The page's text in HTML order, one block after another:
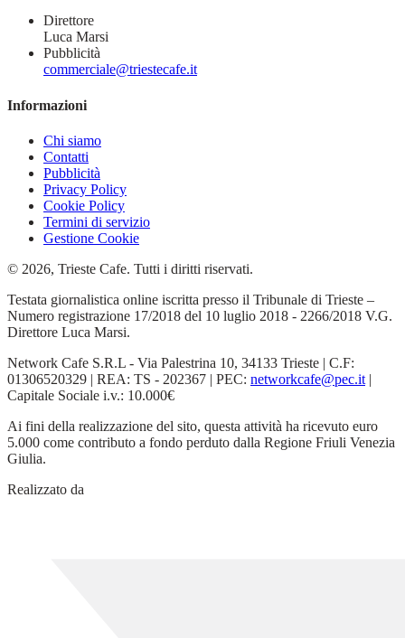
Direttore
Luca Marsi
Pubblicità
commerciale@triestecafe.it
Informazioni
Chi siamo
Contatti
Pubblicità
Privacy Policy
Cookie Policy
Termini di servizio
Gestione Cookie
© 2026, Trieste Cafe. Tutti i diritti riservati.
Testata giornalistica online iscritta presso il Tribunale di Trieste –
Numero registrazione 17/2018 del 10 luglio 2018 - 2266/2018 V.G.
Direttore Luca Marsi.
Network Cafe S.R.L - Via Palestrina 10, 34133 Trieste | C.F:
01306520329 | REA: TS - 202367 | PEC: networkcafe@pec.it |
Capitale Sociale i.v.: 10.000€
Ai fini della realizzazione del sito, questa attività ha ricevuto euro
5.000 come contributo a fondo perduto dalla Regione Friuli Venezia
Giulia.
Realizzato da